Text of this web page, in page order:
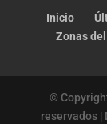
Inicio
Zonas
©
reservados |